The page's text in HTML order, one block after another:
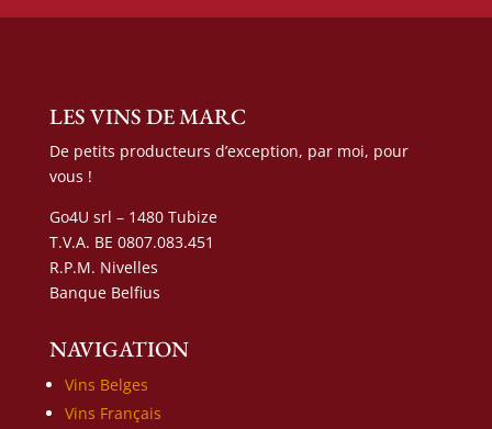
LES VINS DE MARC
De petits producteurs d’exception, par moi, pour
vous !
Go4U srl – 1480 Tubize
T.V.A. BE 0807.083.451
R.P.M. Nivelles
Banque Belfius
NAVIGATION
Vins Belges
Vins Français